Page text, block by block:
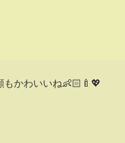
かわいいね👶🏻🍼💖